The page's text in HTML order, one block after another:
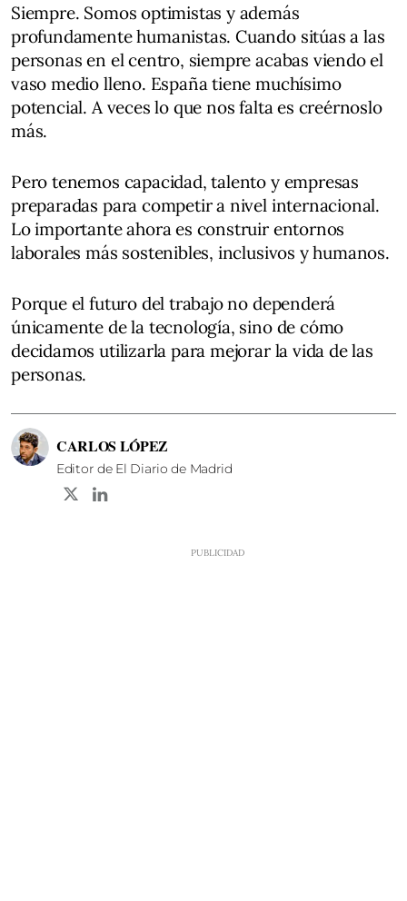
Siempre. Somos optimistas y además
profundamente humanistas. Cuando sitúas a las
personas en el centro, siempre acabas viendo el
vaso medio lleno. España tiene muchísimo
potencial. A veces lo que nos falta es creérnoslo
más.
Pero tenemos capacidad, talento y empresas
preparadas para competir a nivel internacional.
Lo importante ahora es construir entornos
laborales más sostenibles, inclusivos y humanos.
Porque el futuro del trabajo no dependerá
únicamente de la tecnología, sino de cómo
decidamos utilizarla para mejorar la vida de las
personas.
CARLOS LÓPEZ
Editor de El Diario de Madrid